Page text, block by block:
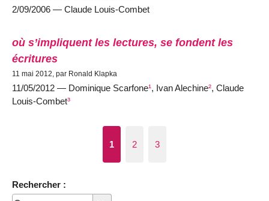
2/09/2006 — Claude Louis-Combet
où s’impliquent les lectures, se fondent les
écritures
11 mai 2012, par Ronald Klapka
11/05/2012 — Dominique Scarfone¹, Ivan Alechine², Claude
Louis-Combet³
1 2 3
Rechercher :